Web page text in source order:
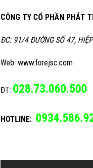
CÔNG TY CỔ PHẦN PHÁT
ĐC: 91/4 ĐƯỜNG SỐ 47,
Web: www.forejsc.com
ĐT: 028.73.060.500
HOTLINE: